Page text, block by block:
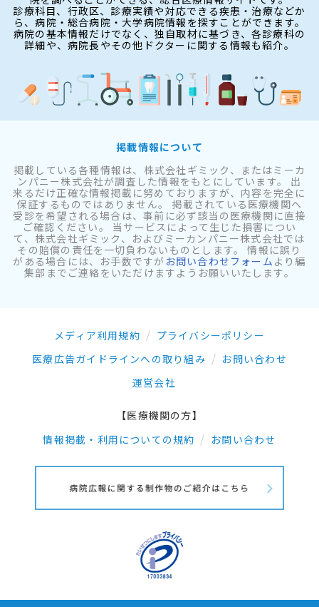
診療科目、行政区、診療実績や対応できる疾患・治療などか
ら、病院・総合病院・大学病院情報を探すことができます。
病院の基本情報だけでなく、独自取材に基づき、各診療科の
詳細や、病院長やその他ドクターに関する情報も紹介。
掲載情報について
掲載している各種情報は、株式会社ギミック、またはミーカ
ンパニー株式会社が調査した情報をもとにしています。 出
来るだけ正確な情報掲載に努めておりますが、内容を完全に
保証するものではありません。 掲載されている医療機関へ
受診を希望される場合は、事前に必ず該当の医療機関に直接
ご確認ください。 当サービスによって生じた損害につい
て、株式会社ギミック、およびミーカンパニー株式会社では
その賠償の責任を一切負わないものとします。 情報に誤り
がある場合には、お手数ですが お問い合わせフォーム より編
集部までご連絡をいただけますようお願いいたします。
メディア利用規約
プライバシーポリシー
医療広告ガイドラインへの取り組み
お問い合わせ
運営会社
【医療機関の方】
情報掲載・利用についての規約
お問い合わせ